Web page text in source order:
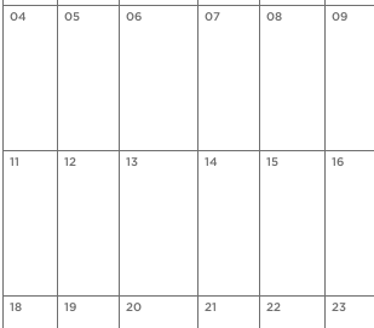
04 05 06 07 08 09
11 12 13 14 15 16
18 19 20 21 22 23